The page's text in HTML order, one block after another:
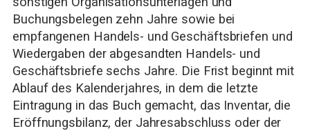
Buchungsbelegen zehn Jahre sowie bei
empfangenen Handels- und Geschäftsbriefen und
Wiedergaben der abgesandten Handels- und
Geschäftsbriefe sechs Jahre. Die Frist beginnt mit
Ablauf des Kalenderjahres, in dem die letzte
Eintragung in das Buch gemacht, das Inventar, die
Eröffnungsbilanz, der Jahresabschluss oder der